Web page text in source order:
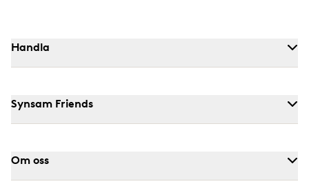
Handla
Synsam Friends
Om oss